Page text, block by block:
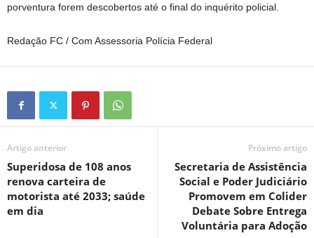
porventura forem descobertos até o final do inquérito policial.
Redação FC / Com Assessoria Polícia Federal
Artigo anterior
Superidosa de 108 anos
renova carteira de
motorista até 2033; saúde
em dia
Próximo artigo
Secretaria de Assistência
Social e Poder Judiciário
Promovem em Colider
Debate Sobre Entrega
Voluntária para Adoção